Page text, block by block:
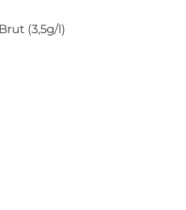
(3,5g/l)